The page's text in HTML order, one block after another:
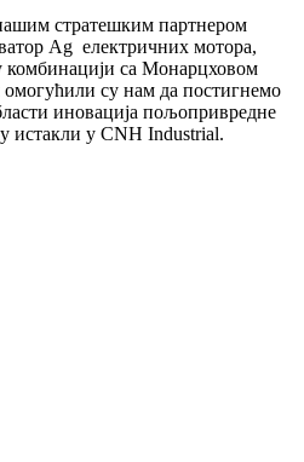
стратешким партнером
Ag електричних мотора,
комбинацији са Монарцховом
су нам да постигнемо
иновација пољопривредне
истакли у CNH Industrial.